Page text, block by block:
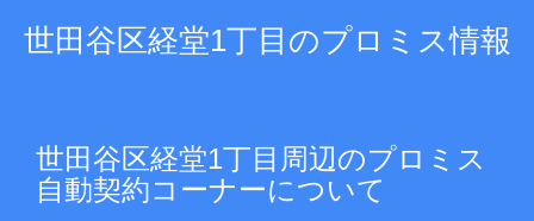
世田谷区経堂1丁目のプロミス情報
世田谷区経堂1丁目周辺のプロミス
自動契約コーナーについて